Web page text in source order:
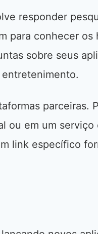
responder
para conhecer
sobre seus
parceiras.
ou em um
link específico